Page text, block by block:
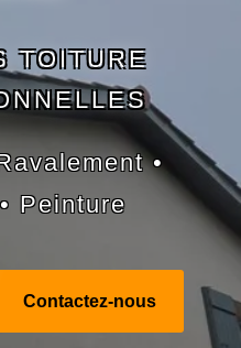
TOITURE
•
Peinture
Contactez-nous